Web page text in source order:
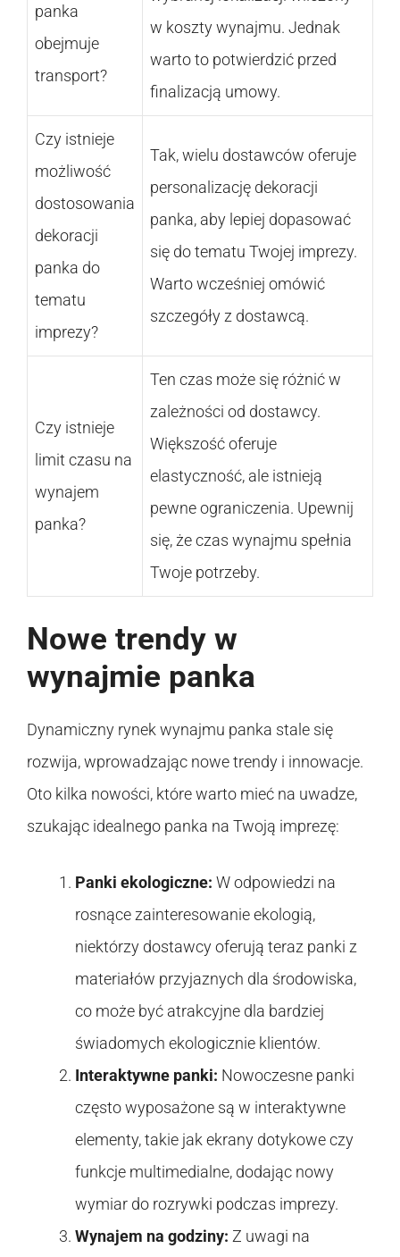
panka
obejmuje
transport?
w koszty wynajmu. Jednak
warto to potwierdzić przed
finalizacją umowy.
Czy istnieje
możliwość
dostosowania
dekoracji
panka do
tematu
imprezy?
Tak, wielu dostawców oferuje
personalizację dekoracji
panka, aby lepiej dopasować
się do tematu Twojej imprezy.
Warto wcześniej omówić
szczegóły z dostawcą.
Czy istnieje
limit czasu na
wynajem
panka?
Ten czas może się różnić w
zależności od dostawcy.
Większość oferuje
elastyczność, ale istnieją
pewne ograniczenia. Upewnij
się, że czas wynajmu spełnia
Twoje potrzeby.
Nowe trendy w
wynajmie panka
Dynamiczny rynek wynajmu panka stale się
rozwija, wprowadzając nowe trendy i innowacje.
Oto kilka nowości, które warto mieć na uwadze,
szukając idealnego panka na Twoją imprezę:
Panki ekologiczne: W odpowiedzi na
rosnące zainteresowanie ekologią,
niektórzy dostawcy oferują teraz panki z
materiałów przyjaznych dla środowiska,
co może być atrakcyjne dla bardziej
świadomych ekologicznie klientów.
Interaktywne panki: Nowoczesne panki
często wyposażone są w interaktywne
elementy, takie jak ekrany dotykowe czy
funkcje multimedialne, dodając nowy
wymiar do rozrywki podczas imprezy.
Wynajem na godziny: Z uwagi na